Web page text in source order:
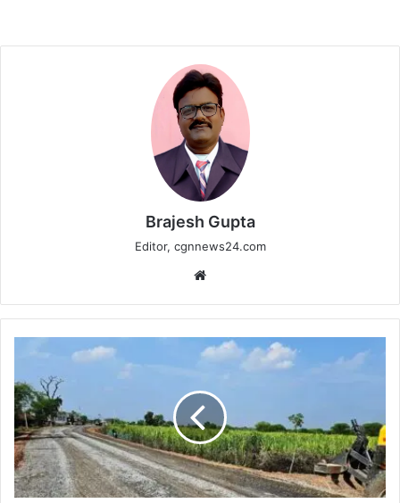
Brajesh Gupta
Editor, cgnnews24.com
में
सड़क
निर्माण
कार्यों
में
आई
तेजी